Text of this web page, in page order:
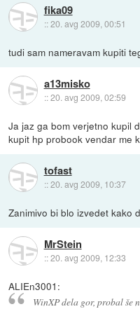
fika09
::20. avg 2009, 00:51
tudi sam nameravam kupiti
a13misko
::20. avg 2009, 02:59
Ja jaz ga bom verjetno kupil
kupit hp probook vendar me
tofast
::20. avg 2009, 10:37
Zanimivo bi blo izvedet kako
MrStein
::20. avg 2009, 12:33
ALIEn3001:
WinXP dela gor, probal še